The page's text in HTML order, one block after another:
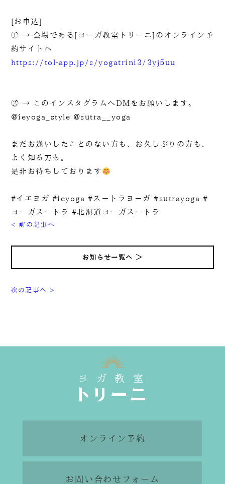
[お申込]
① → 会場である[ヨーガ教室トリーニ]のオンライン予
約サイトへ
https://tol-app.jp/s/yogatrini3/3yj5uu
② → このインスタグラムへDMをお願いします。
@ieyoga_style @sutra__yoga
まだお逢いしたことのない方も、お久しぶりの方も、
よく知る方も。
是非お待ちしております
#イエヨガ #ieyoga #スートラヨーガ #sutrayoga #
ヨーガスートラ #北海道ヨーガスートラ
< 前の記事へ
お知らせ一覧へ ＞
次の記事へ >
オンライン予約
お問い合わせフォーム